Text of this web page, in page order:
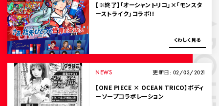
【※終了】「オーシャントリコ」×「モンスタ
ーストライク」コラボ!!
くわ しく 見る
NEWS 更新日: 02/03/2021
【ONE PIECE × OCEAN TRICO】ボディ
ーソープコラボレーション
ABOUT